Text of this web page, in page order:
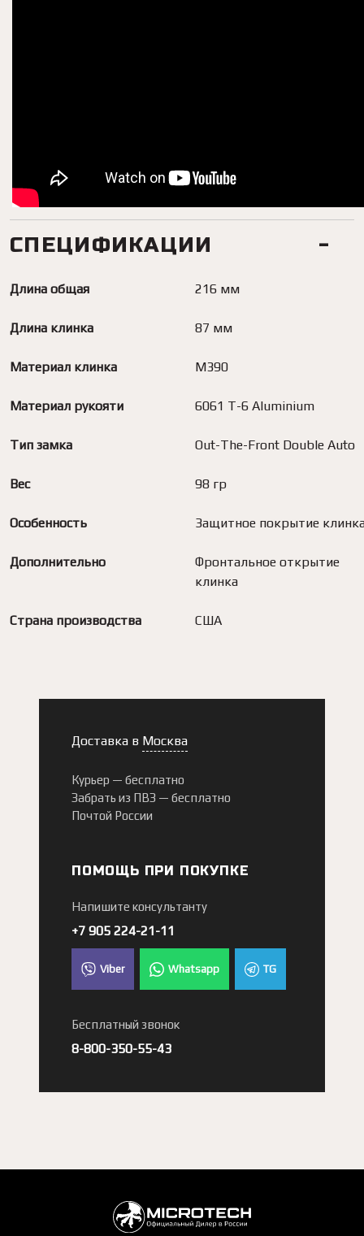
СПЕЦИФИКАЦИИ
Длина общая 216 мм
Длина клинка 87 мм
Материал клинка M390
Материал рукояти 6061 T-6 Aluminium
Тип замка Out-The-Front Double Auto
Вес 98 гр
Особенность Защитное покрытие
Дополнительно
Фронтальное открытие
клинка
Страна производства США
Доставка в Москва
Курьер — бесплатно
Забрать из ПВЗ — бесплатно
Почтой России
ПОМОЩЬ ПРИ ПОКУПКЕ
Напишите консультанту
+7 905 224-21-11
Viber Whatsapp TG
Бесплатный звонок
8-800-350-55-43